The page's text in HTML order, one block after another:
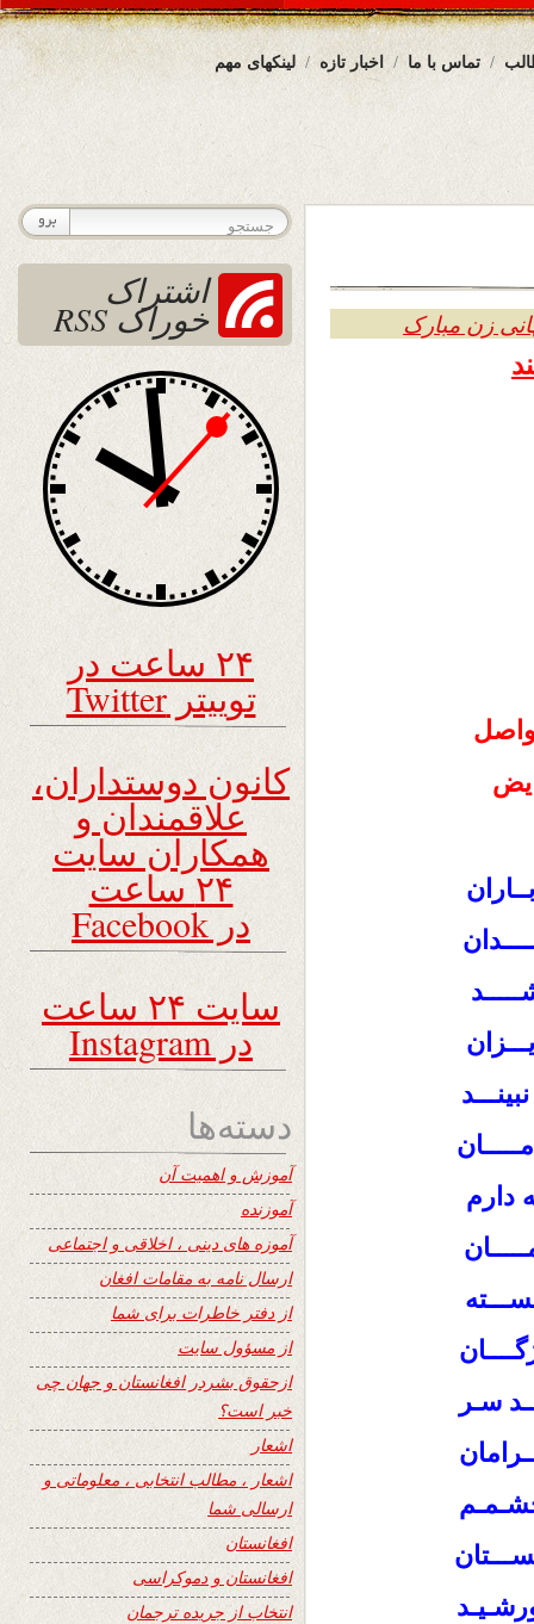
لینکهای مهم اخبار تازه تماس با ما
زن مبارک
دارم
سـر
اشتراک
خوراک RSS
۲۴ ساعت در
توییتر Twitter
کانون دوستداران،
علاقمندان و
همکاران سایت
۲۴ ساعت
در Facebook
سایت ۲۴ ساعت
در Instagram
دسته‌ها
آموزش و اهمیت آن
آموزنده
آموزه های دینی ، اخلاقی و اجتماعی
ارسال نامه به مقامات افغان
از دفتر خاطرات برای شما
از مسؤول سایت
ازحقوق بشردر افغانستان و جهان چی
خبر است؟
اشعار
اشعار ، مطالب انتخابی ، معلوماتی و
ارسالی شما
افغانستان
افغانستان و دموکراسی
انتخاب از جریده ترجمان